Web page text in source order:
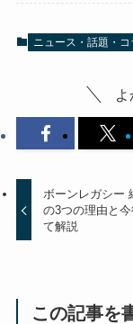
ニュース・話題・コ
ボーンレガシー
の3つの理由と
て解説
この記事を